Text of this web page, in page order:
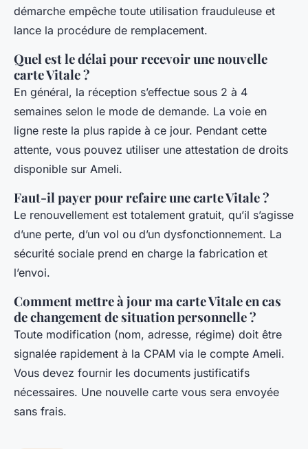
démarche empêche toute utilisation frauduleuse et
lance la procédure de remplacement.
Quel est le délai pour recevoir une nouvelle
carte Vitale ?
En général, la réception s’effectue sous 2 à 4
semaines selon le mode de demande. La voie en
ligne reste la plus rapide à ce jour. Pendant cette
attente, vous pouvez utiliser une attestation de droits
disponible sur Ameli.
Faut-il payer pour refaire une carte Vitale ?
Le renouvellement est totalement gratuit, qu’il s’agisse
d’une perte, d’un vol ou d’un dysfonctionnement. La
sécurité sociale prend en charge la fabrication et
l’envoi.
Comment mettre à jour ma carte Vitale en cas
de changement de situation personnelle ?
Toute modification (nom, adresse, régime) doit être
signalée rapidement à la CPAM via le compte Ameli.
Vous devez fournir les documents justificatifs
nécessaires. Une nouvelle carte vous sera envoyée
sans frais.